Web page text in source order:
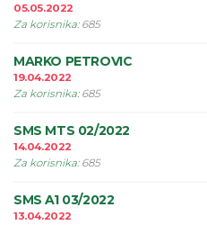
05.05.2022
Za korisnika: 685
MARKO PETROVIC
19.04.2022
Za korisnika: 685
SMS MTS 02/2022
14.04.2022
Za korisnika: 685
SMS A1 03/2022
13.04.2022